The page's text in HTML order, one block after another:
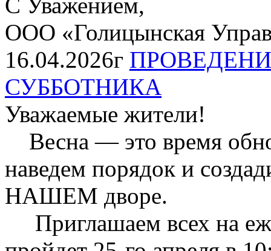
С Уважением,
ООО «Голицынская
16.04.2026г
СУББОТНИКА
Уважаемые жители!
Весна — это время
наведем порядок и
НАШЕМ дворе.
Приглашаем всех на